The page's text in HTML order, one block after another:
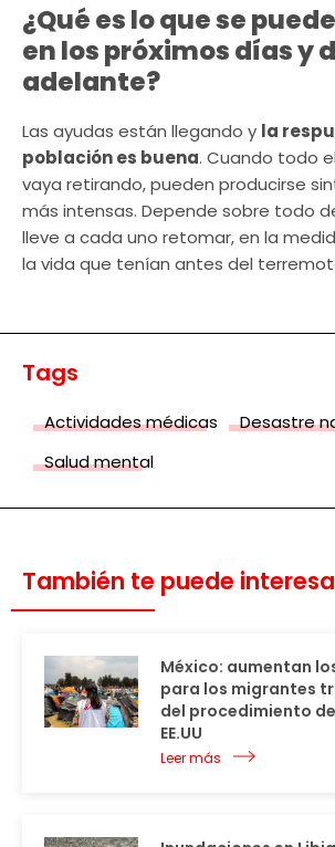
¿Qué es lo que se
en los próximos días y
adelante?
Las ayudas están llegando y la
población es buena. Cuando todo
vaya retirando, pueden producirse
más intensas. Depende sobre todo
lleve a cada uno retomar, en la
la vida que tenían antes del
Tags
Actividades médicas
Desastre
Salud mental
También te puede
México: aumentan
para los migrantes
del procedimiento
EE.UU
Leer más